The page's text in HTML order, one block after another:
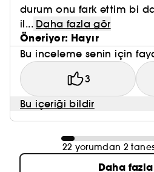
durum onu fark ettim bi
il... Daha fazla gör
Öneriyor: Hayır
Bu inceleme senin için
3
Bu içeriği bildir
22 yorumdan 2
Daha